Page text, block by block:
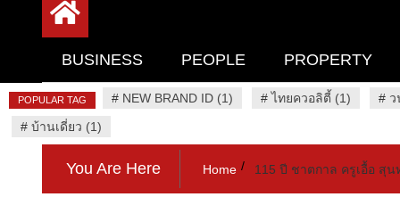
BUSINESS PEOPLE PROPERTY
POPULAR TAG # NEW BRAND ID (1) #ไทยควอลิตี้ (1) # ว
# บ้านเดี่ยว (1)
You Are Here Home 115 ปี ชาตกาล ครูเอื้อ สุ